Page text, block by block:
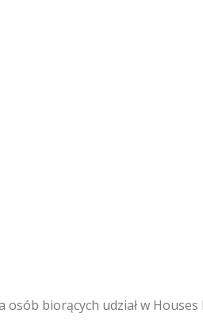
biorących udział w